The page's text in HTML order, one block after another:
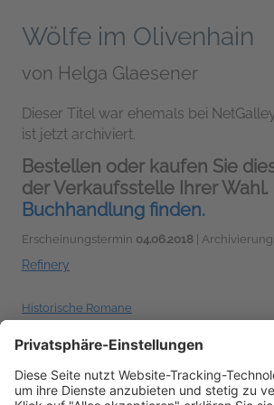
Wölfe im Olivenhain
von Helga Glaesener
Dieser Titel war ehemals bei
ist jetzt archiviert.
Bestellen oder kaufen Sie
der Verkaufsstelle Ihrer Wahl.
Buchhandlung finden.
Erscheinungstermin 04.06.2018 |
Refinery
Historische Romane
Sprechen Sie über dieses Buch? Dann
#WölfeImOlivenhain #NetGalleyDE!
Tipps